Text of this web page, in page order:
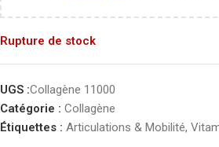
Rupture de stock
UGS :Collagène 11000
Catégorie : Collagène
Étiquettes : Articulations & Mobilité,